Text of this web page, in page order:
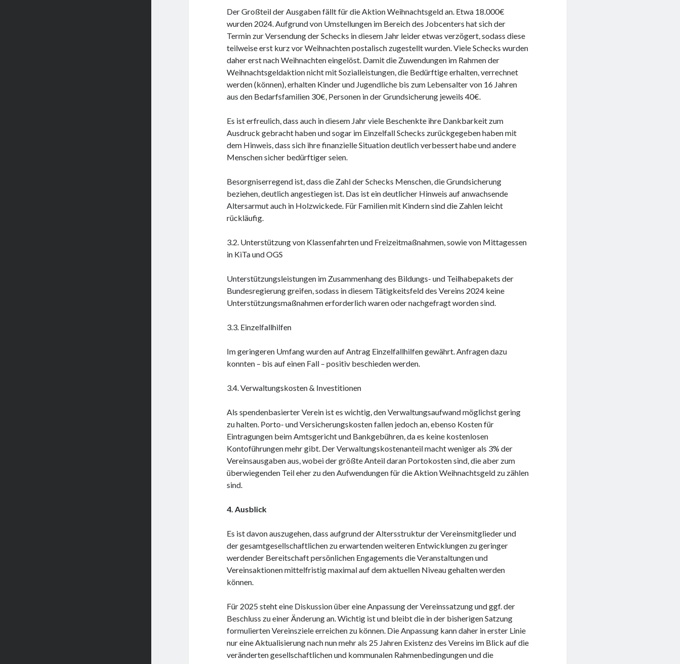
Der Großteil der Ausgaben fällt für die Aktion Weihnachtsgeld an. Etwa 18.000€
wurden 2024. Aufgrund von Umstellungen im Bereich des Jobcenters hat sich der
Termin zur Versendung der Schecks in diesem Jahr leider etwas verzögert, sodass diese
teilweise erst kurz vor Weihnachten postalisch zugestellt wurden. Viele Schecks wurden
daher erst nach Weihnachten eingelöst. Damit die Zuwendungen im Rahmen der
Weihnachtsgeldaktion nicht mit Sozialleistungen, die Bedürftige erhalten, verrechnet
werden (können), erhalten Kinder und Jugendliche bis zum Lebensalter von 16 Jahren
aus den Bedarfsfamilien 30€, Personen in der Grundsicherung jeweils 40€.
Es ist erfreulich, dass auch in diesem Jahr viele Beschenkte ihre Dankbarkeit zum
Ausdruck gebracht haben und sogar im Einzelfall Schecks zurückgegeben haben mit
dem Hinweis, dass sich ihre finanzielle Situation deutlich verbessert habe und andere
Menschen sicher bedürftiger seien.
Besorgniserregend ist, dass die Zahl der Schecks Menschen, die Grundsicherung
beziehen, deutlich angestiegen ist. Das ist ein deutlicher Hinweis auf anwachsende
Altersarmut auch in Holzwickede. Für Familien mit Kindern sind die Zahlen leicht
rückläufig.
3.2. Unterstützung von Klassenfahrten und Freizeitmaßnahmen, sowie von Mittagessen
in KiTa und OGS
Unterstützungsleistungen im Zusammenhang des Bildungs- und Teilhabepakets der
Bundesregierung greifen, sodass in diesem Tätigkeitsfeld des Vereins 2024 keine
Unterstützungsmaßnahmen erforderlich waren oder nachgefragt worden sind.
3.3. Einzelfallhilfen
Im geringeren Umfang wurden auf Antrag Einzelfallhilfen gewährt. Anfragen dazu
konnten – bis auf einen Fall – positiv beschieden werden.
3.4. Verwaltungskosten & Investitionen
Als spendenbasierter Verein ist es wichtig, den Verwaltungsaufwand möglichst gering
zu halten. Porto- und Versicherungskosten fallen jedoch an, ebenso Kosten für
Eintragungen beim Amtsgericht und Bankgebühren, da es keine kostenlosen
Kontoführungen mehr gibt. Der Verwaltungskostenanteil macht weniger als 3% der
Vereinsausgaben aus, wobei der größte Anteil daran Portokosten sind, die aber zum
überwiegenden Teil eher zu den Aufwendungen für die Aktion Weihnachtsgeld zu zählen
sind.
4. Ausblick
Es ist davon auszugehen, dass aufgrund der Altersstruktur der Vereinsmitglieder und
der gesamtgesellschaftlichen zu erwartenden weiteren Entwicklungen zu geringer
werdender Bereitschaft persönlichen Engagements die Veranstaltungen und
Vereinsaktionen mittelfristig maximal auf dem aktuellen Niveau gehalten werden
können.
Für 2025 steht eine Diskussion über eine Anpassung der Vereinssatzung und ggf. der
Beschluss zu einer Änderung an. Wichtig ist und bleibt die in der bisherigen Satzung
formulierten Vereinsziele erreichen zu können. Die Anpassung kann daher in erster Linie
nur eine Aktualisierung nach nun mehr als 25 Jahren Existenz des Vereins im Blick auf die
veränderten gesellschaftlichen und kommunalen Rahmenbedingungen und die